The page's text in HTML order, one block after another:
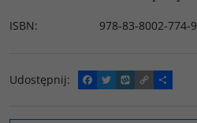
ISBN: 978-83-8002-774-9
Udostępnij:
F
a
e
T
w
t
W
y
o
C
o
y
P
o
z